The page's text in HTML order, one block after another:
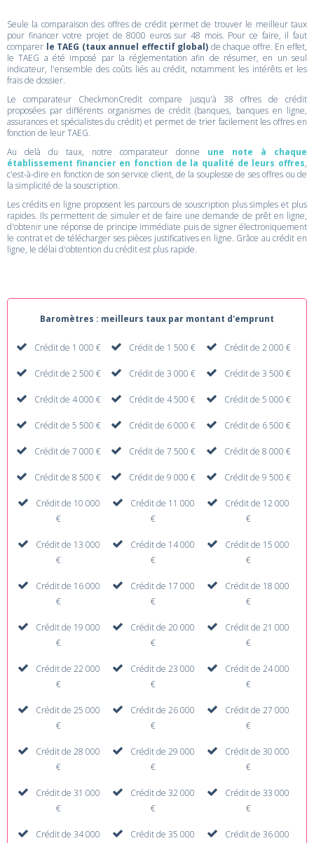
Seule la comparaison des offres de crédit permet de trouver le meilleur taux
pour financer votre projet de 8000 euros sur 48 mois. Pour ce faire, il faut
comparer le TAEG (taux annuel effectif global) de chaque offre. En effet,
le TAEG a été imposé par la réglementation afin de résumer, en un seul
indicateur, l'ensemble des coûts liés au crédit, notamment les intérêts et les
frais de dossier.
Le comparateur CheckmonCredit compare jusqu'à 38 offres de crédit
proposées par différents organismes de crédit (banques, banques en ligne,
assurances et spécialistes du crédit) et permet de trier facilement les offres en
fonction de leur TAEG.
Au delà du taux, notre comparateur donne une note à chaque
établissement financier en fonction de la qualité de leurs offres,
c'est-à-dire en fonction de son service client, de la souplesse de ses offres ou de
la simplicité de la souscription.
Les crédits en ligne proposent les parcours de souscription plus simples et plus
rapides. Ils permettent de simuler et de faire une demande de prêt en ligne,
d'obtenir une réponse de principe immédiate puis de signer électroniquement
le contrat et de télécharger ses pièces justificatives en ligne. Grâce au crédit en
ligne, le délai d'obtention du crédit est plus rapide.
Baromètres : meilleurs taux par montant d'emprunt
Crédit de 1 000 € Crédit de 1 500 € Crédit de 2 000 €
Crédit de 2 500 € Crédit de 3 000 € Crédit de 3 500 €
Crédit de 4 000 € Crédit de 4 500 € Crédit de 5 000 €
Crédit de 5 500 € Crédit de 6 000 € Crédit de 6 500 €
Crédit de 7 000 € Crédit de 7 500 € Crédit de 8 000 €
Crédit de 8 500 € Crédit de 9 000 € Crédit de 9 500 €
Crédit de 10 000
€
Crédit de 11 000
€
Crédit de 12 000
€
Crédit de 13 000
€
Crédit de 14 000
€
Crédit de 15 000
€
Crédit de 16 000
€
Crédit de 17 000
€
Crédit de 18 000
€
Crédit de 19 000
€
Crédit de 20 000
€
Crédit de 21 000
€
Crédit de 22 000
€
Crédit de 23 000
€
Crédit de 24 000
€
Crédit de 25 000
€
Crédit de 26 000
€
Crédit de 27 000
€
Crédit de 28 000
€
Crédit de 29 000
€
Crédit de 30 000
€
Crédit de 31 000
€
Crédit de 32 000
€
Crédit de 33 000
€
Crédit de 34 000
Crédit de 35 000
Crédit de 36 000